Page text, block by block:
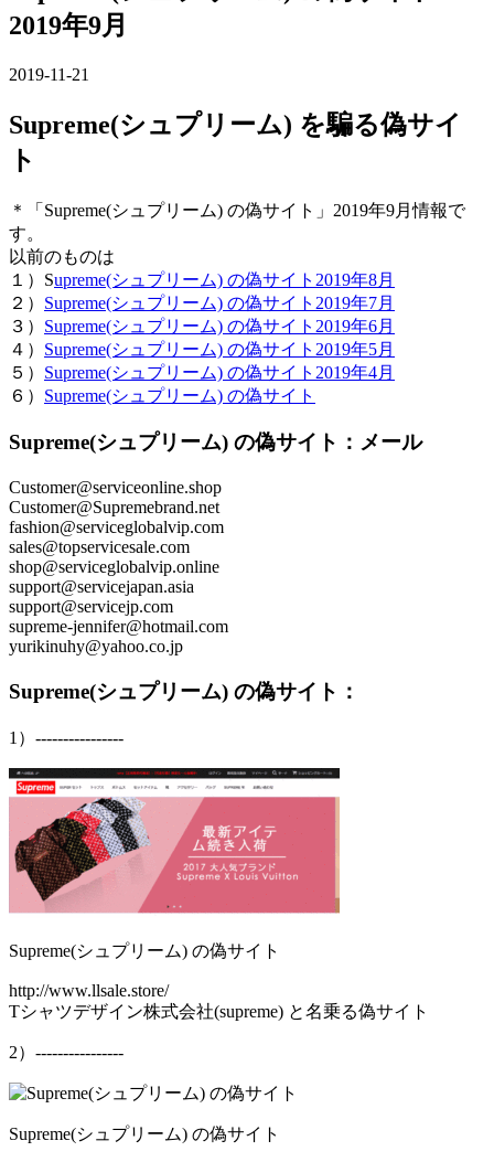
2019年9月
2019-11-21
Supreme(シュプリーム) を騙る偽サイ
ト
＊「Supreme(シュプリーム) の偽サイト」2019年9月情報で
す。
以前のものは
１）Supreme(シュプリーム) の偽サイト2019年8月
２） Supreme(シュプリーム) の偽サイト2019年7月
３） Supreme(シュプリーム) の偽サイト2019年6月
４） Supreme(シュプリーム) の偽サイト2019年5月
５） Supreme(シュプリーム) の偽サイト2019年4月
６） Supreme(シュプリーム) の偽サイト
Supreme(シュプリーム) の偽サイト：メール
Customer@serviceonline.shop
Customer@Supremebrand.net
fashion@serviceglobalvip.com
sales@topservicesale.com
shop@serviceglobalvip.online
support@servicejapan.asia
support@servicejp.com
supreme-jennifer@hotmail.com
yurikinuhy@yahoo.co.jp
Supreme(シュプリーム) の偽サイト：
1）----------------
Supreme(シュプリーム) の偽サイト
http://www.llsale.store/
Tシャツデザイン株式会社(supreme) と名乗る偽サイト
2）----------------
Supreme(シュプリーム) の偽サイト